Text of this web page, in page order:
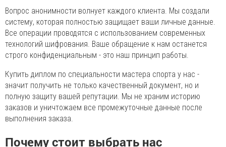
Вопрос анонимности волнует каждого клиента. Мы создали
систему, которая полностью защищает ваши личные данные.
Все операции проводятся с использованием современных
технологий шифрования. Ваше обращение к нам останется
строго конфиденциальным - это наш принцип работы.
Купить диплом по специальности мастера спорта у нас -
значит получить не только качественный документ, но и
полную защиту вашей репутации. Мы не храним историю
заказов и уничтожаем все промежуточные данные после
выполнения заказа.
Почему стоит выбрать нас